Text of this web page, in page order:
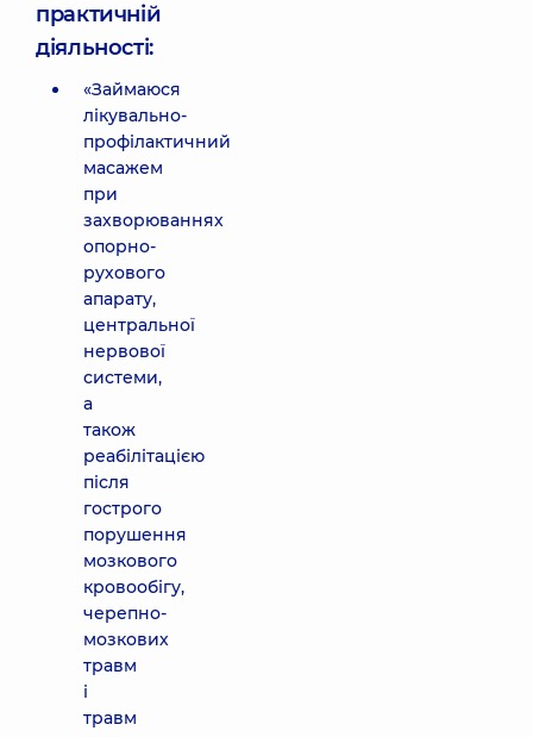
практичній
діяльності:
«Займаюся
лікувально-
профілактичний
масажем
при
захворюваннях
опорно-
рухового
апарату,
центральної
нервової
системи,
а
також
реабілітацією
після
гострого
порушення
мозкового
кровообігу,
черепно-
мозкових
травм
і
травм